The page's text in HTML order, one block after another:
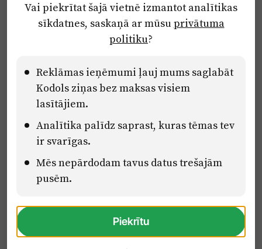
Privātuma politika
Ētikas kodekss
Pārredzamības paziņojumi
Eiropas Savienības Atveseļošanas un noturības mehānisma plāna
2.2. reformu un investīciju virziena “Uzņēmumu digitālā
transformācija un inovācijas” 2.2.1.5.i. investīcijas “Mediju nozares
uzņēmumu digitālās transformācijas veicināšana” pasākuma
“Mācības mediju nozares speciālistu digitālās kompetences un
zināšanu pilnveidošanai” projektā Latvijas Mediju nozares
kompetenču centrs (2.2.1.5.i.0/2/24/A/CFLA/001).
Vai piekrītat šajā vietnē izmantot analītikas
sīkdatnes, saskaņā ar mūsuprivātuma
politiku?
Reklāmas ieņēmumi ļauj mums saglabāt
Kodols ziņas bez maksas visiem
lasītājiem.
Analītika palīdz saprast, kuras tēmas tev
ir svarīgas.
Mēs nepārdodam tavus datus trešajām
pusēm.
Piekrītu